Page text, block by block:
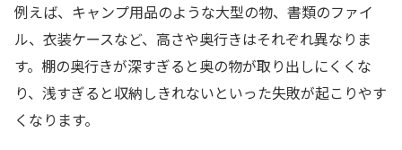
例えば、キャンプ用品のような大型の物、書類のファイ
ル、衣装ケースなど、高さや奥行きはそれぞれ異なりま
す。棚の奥行きが深すぎると奥の物が取り出しにくくな
り、浅すぎると収納しきれないといった失敗が起こりやす
くなります。